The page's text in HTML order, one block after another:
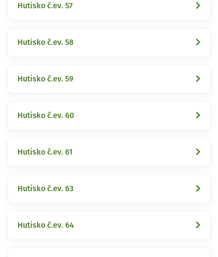
Hutisko č.ev. 57
Hutisko č.ev. 58
Hutisko č.ev. 59
Hutisko č.ev. 60
Hutisko č.ev. 61
Hutisko č.ev. 63
Hutisko č.ev. 64